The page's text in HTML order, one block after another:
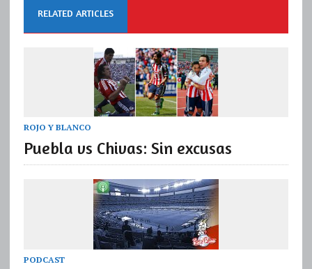
RELATED ARTICLES
ROJO Y BLANCO
Puebla vs Chivas: Sin excusas
PODCAST